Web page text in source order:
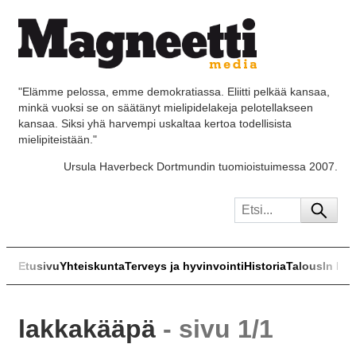
"Elämme pelossa, emme demokratiassa. Eliitti pelkää kansaa,
minkä vuoksi se on säätänyt mielipidelakeja pelotellakseen
kansaa. Siksi yhä harvempi uskaltaa kertoa todellisista
mielipiteistään."
Ursula Haverbeck Dortmundin tuomioistuimessa 2007.
EtusivuYhteiskuntaTerveys ja hyvinvointiHistoriaTalousIn
lakkakääpä - sivu 1/1